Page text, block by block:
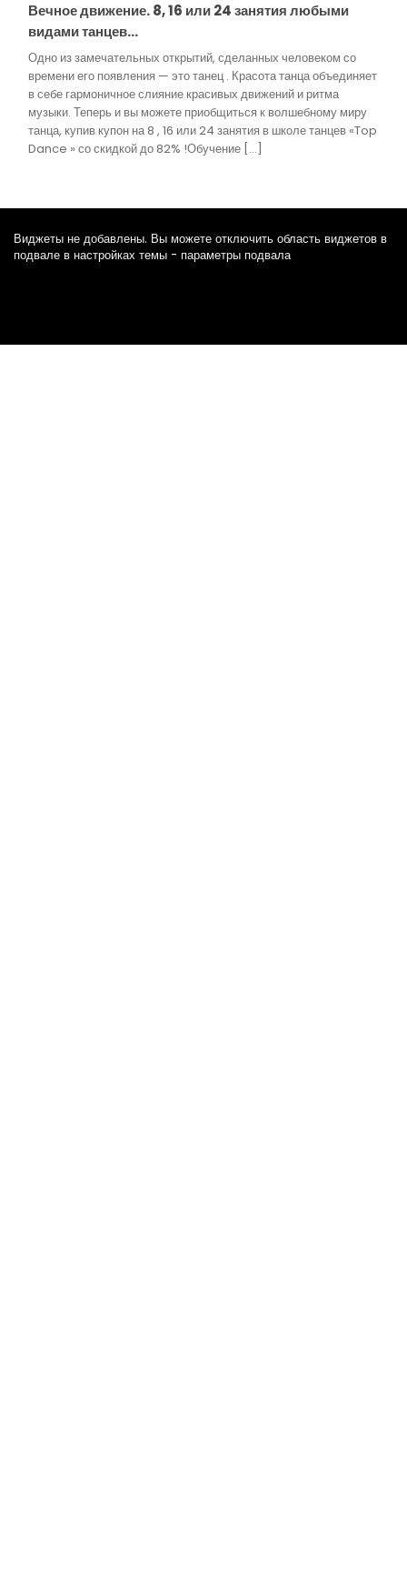
Вечное движение. 8, 16 или 24 занятия любыми
видами танцев…
Одно из замечательных открытий, сделанных человеком со
времени его появления — это танец . Красота танца объединяет
в себе гармоничное слияние красивых движений и ритма
музыки. Теперь и вы можете приобщиться к волшебному миру
танца, купив купон на 8 , 16 или 24 занятия в школе танцев «Top
Dance » со скидкой до 82% !Обучение […]
Виджеты не добавлены. Вы можете отключить область виджетов в
подвале в настройках темы - параметры подвала